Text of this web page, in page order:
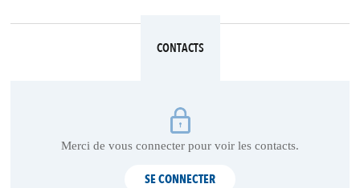
CONTACTS
Merci de vous connecter pour voir les contacts.
SE CONNECTER